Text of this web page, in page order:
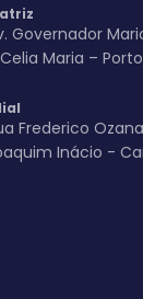
Governador
Maria –
Frederico
Inácio -